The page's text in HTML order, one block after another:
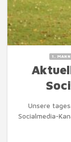
1.
Unsere
Socialmedia-